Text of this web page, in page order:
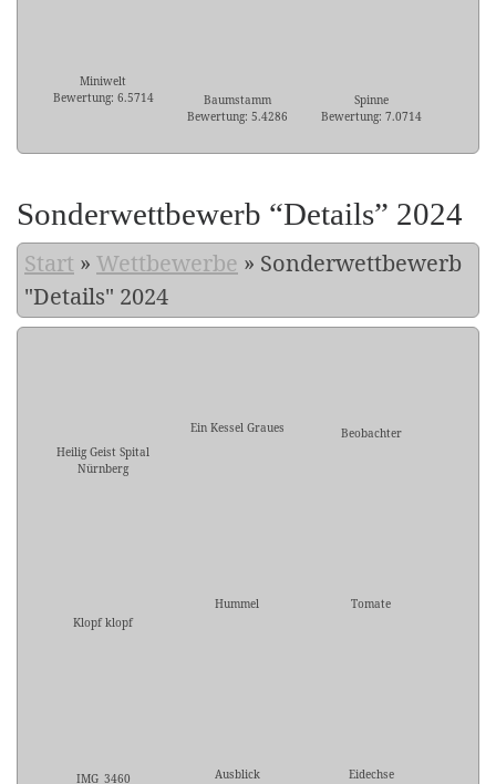
Miniwelt
Bewertung: 6.5714
Baumstamm
Bewertung: 5.4286
Spinne
Bewertung: 7.0714
Sonderwettbewerb “Details” 2024
Start » Wettbewerbe » Sonderwettbewerb
"Details" 2024
Heilig Geist Spital
Nürnberg
Ein Kessel Graues Beobachter
Klopf klopf
Hummel Tomate
IMG_3460 Ausblick Eidechse